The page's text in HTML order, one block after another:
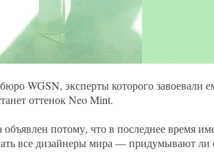
WGSN, эксперты которого
оттенок Neo Mint.
объявлен потому, что в последнее время
все дизайнеры мира — придумывают